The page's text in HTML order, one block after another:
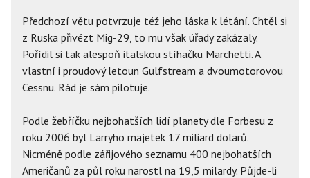
Předchozí větu potvrzuje též jeho láska k létání. Chtěl si
z Ruska přivézt Mig-29, to mu však úřady zakázaly.
Pořídil si tak alespoň italskou stíhačku Marchetti. A
vlastní i proudový letoun Gulfstream a dvoumotorovou
Cessnu. Rád je sám pilotuje.
Podle žebříčku nejbohatších lidí planety dle Forbesu z
roku 2006 byl Larryho majetek 17 miliard dolarů.
Nicméně podle zářijového seznamu 400 nejbohatších
Američanů za půl roku narostl na 19,5 milardy. Půjde-li